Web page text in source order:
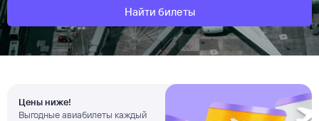
Найти билеты
Цены ниже!
Выгодные авиабилеты каждый